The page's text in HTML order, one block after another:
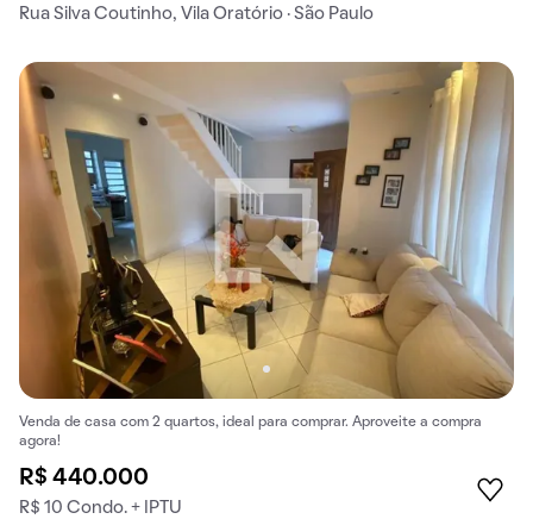
Rua Silva Coutinho, Vila Oratório · São Paulo
Venda de casa com 2 quartos, ideal para comprar. Aproveite a compra
agora!
R$ 440.000
R$ 10 Condo. + IPTU